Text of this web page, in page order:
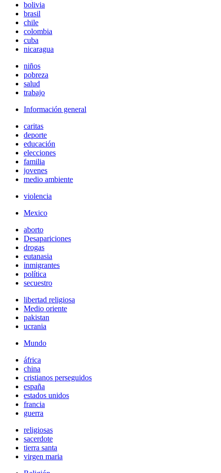
bolivia
brasil
chile
colombia
cuba
nicaragua
niños
pobreza
salud
trabajo
Información general
caritas
deporte
educación
elecciones
familia
jovenes
medio ambiente
violencia
Mexico
aborto
Desapariciones
drogas
eutanasia
inmigrantes
política
secuestro
libertad religiosa
Medio oriente
pakistan
ucrania
Mundo
áfrica
china
cristianos perseguidos
españa
estados unidos
francia
guerra
religiosas
sacerdote
tierra santa
virgen maria